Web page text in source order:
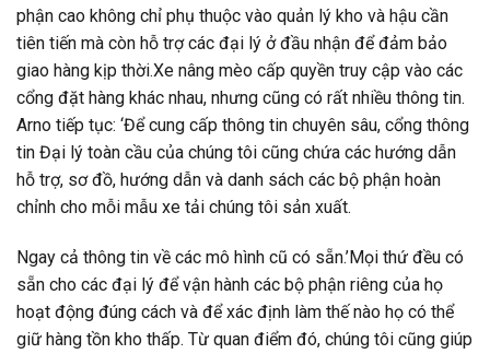
phận cao không chỉ phụ thuộc vào quản lý kho và hậu cần
tiên tiến mà còn hỗ trợ các đại lý ở đầu nhận để đảm bảo
giao hàng kịp thời.Xe nâng mèo cấp quyền truy cập vào các
cổng đặt hàng khác nhau, nhưng cũng có rất nhiều thông tin.
Arno tiếp tục: ‘Để cung cấp thông tin chuyên sâu, cổng thông
tin Đại lý toàn cầu của chúng tôi cũng chứa các hướng dẫn
hỗ trợ, sơ đồ, hướng dẫn và danh sách các bộ phận hoàn
chỉnh cho mỗi mẫu xe tải chúng tôi sản xuất.
Ngay cả thông tin về các mô hình cũ có sẵn.’Mọi thứ đều có
sẵn cho các đại lý để vận hành các bộ phận riêng của họ
hoạt động đúng cách và để xác định làm thế nào họ có thể
giữ hàng tồn kho thấp. Từ quan điểm đó, chúng tôi cũng giúp